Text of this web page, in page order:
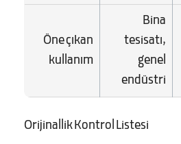
Öne çıkan
kullanım
Bina
tesisatı,
genel
endüstri
Orijinallik Kontrol Listesi